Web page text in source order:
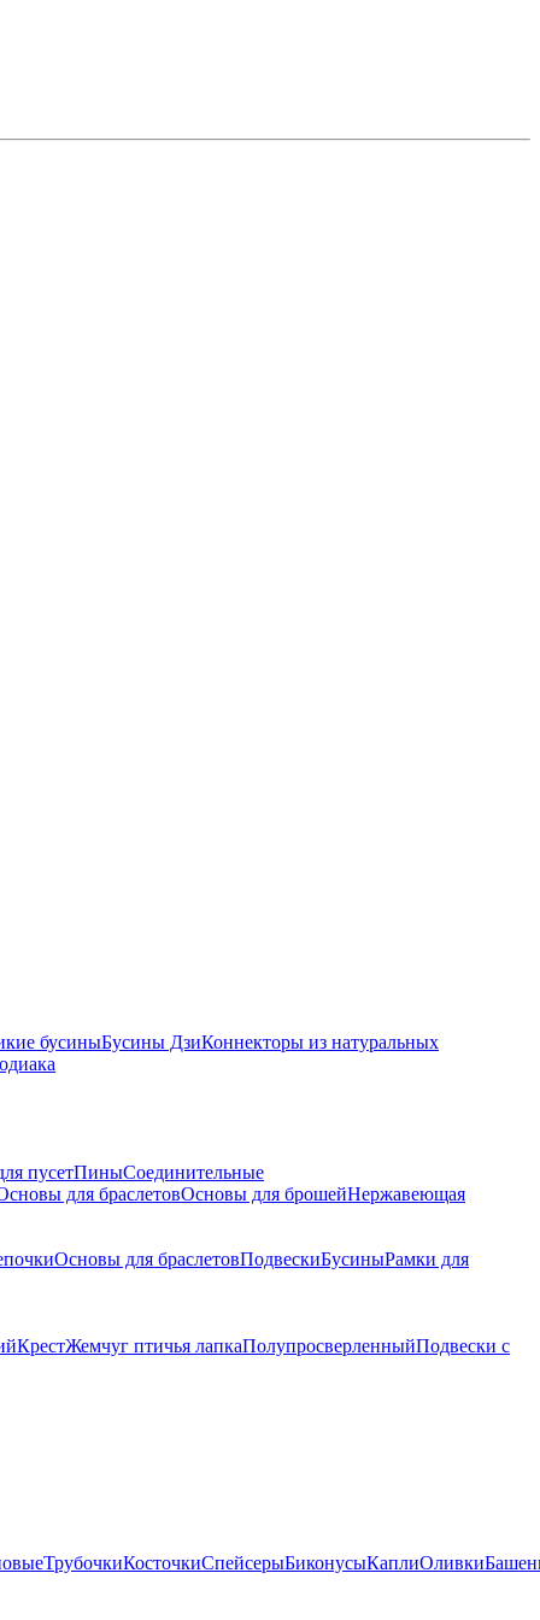
бусиныБусины ДзиКоннекторы из натуральных
пусетПиныСоединительные
для браслетовОсновы для брошейНержавеющая
Основы для браслетовПодвескиБусиныРамки для
КрестЖемчуг птичья лапкаПолупросверленныйПодвески с
ТрубочкиКосточкиСпейсерыБиконусыКаплиОливки